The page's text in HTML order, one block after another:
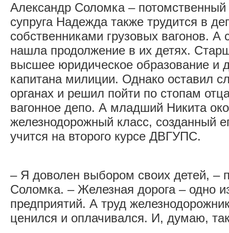
Александр Соломка –
супруга Надежда также трудится в
собственниками грузовых вагонов. А
нашла продолжение в их детях.
высшее юридическое образование и
капитана милиции. Однако оставил
органах и решил пойти по стопам
вагонное депо. А младший Никита
железнодорожный класс, созданный
учится на второго курсе ДВГУПС.
– Я доволен выбором своих детей, –
Соломка. – Железная дорога – одно
предприятий. А труд
ценился и оплачивался. И, думаю,